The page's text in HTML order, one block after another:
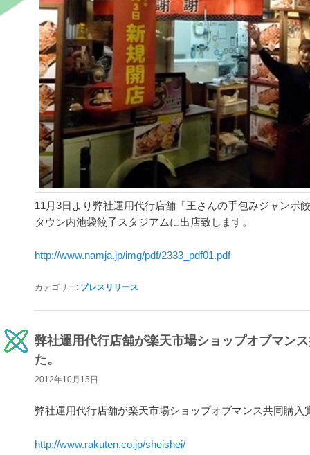
11月3日より弊社運用代行店舗「王さんの手包みジャンボ
タウン内池袋餃子スタジアムに出店致します。
http://www.namja.jp/img/pdf/2333_pdf01.pdf
カテゴリー: プレスリリース
弊社運用代行店舗が楽天市場ショップオブマン
た。
2012年10月15日
弊社運用代行店舗が楽天市場ショップオブマンス共同購入
http://www.rakuten.co.jp/sheishei/